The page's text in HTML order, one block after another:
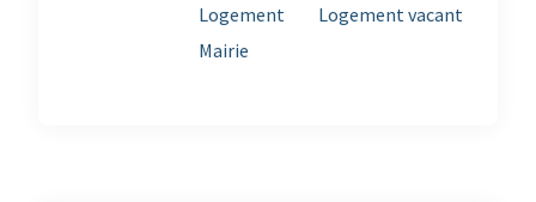
Logement
Logement vacant
Mairie